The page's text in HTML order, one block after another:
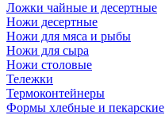
Ложки чайные и десертные
Ножи десертные
Ножи для мяса и рыбы
Ножи для сыра
Ножи столовые
Тележки
Термоконтейнеры
Формы хлебные и пекарские